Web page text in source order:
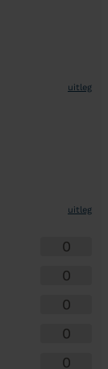
uitleg
uitleg